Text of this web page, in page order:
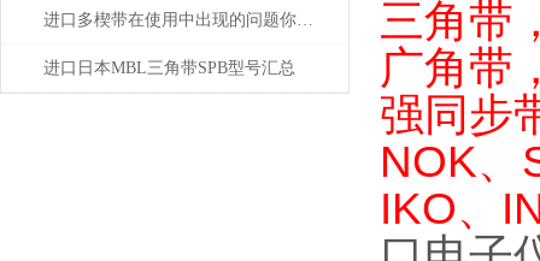
进口多楔带在使用中出现的问题你会解决几个？
进口日本MBL三角带SPB型号汇总
三角带
广角带
强同步
NOK、
IKO、